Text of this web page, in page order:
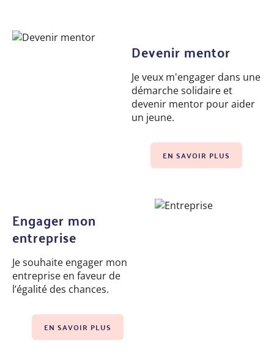
Devenir mentor
Je veux m'engager dans une
démarche solidaire et
devenir mentor pour aider
un jeune.
EN SAVOIR PLUS
Engager mon
entreprise
Je souhaite engager mon
entreprise en faveur de
l’égalité des chances.
EN SAVOIR PLUS